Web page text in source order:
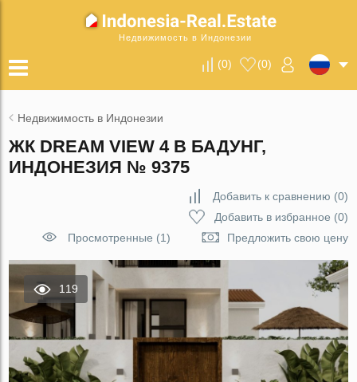
Недвижимость в Индонезии
(0) (0)
Недвижимость в Индонезии
ЖК DREAM VIEW 4 В БАДУНГ,
ИНДОНЕЗИЯ № 9375
Добавить к сравнению (0)
Добавить в избранное (0)
Просмотренные (1)
Предложить свою цену
119